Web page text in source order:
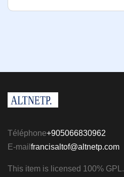
Téléphone+905066830962
E-mail francisaltof@altnetp.com
This item is licensed 100% GPL.